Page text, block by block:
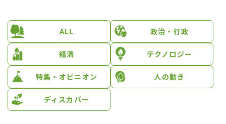
ALL 政治・行政
経済 テクノロジー
特集・オピニオン 人の動き
ディスカバー